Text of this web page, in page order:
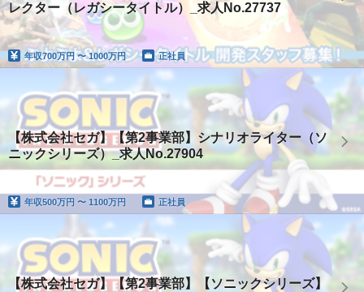
レクター（レガシータイトル）_求人No.27737
年収700万円 〜 1000万円 正社員
【株式会社セガ】【第2事業部】シナリオライター（ソ
ニックシリーズ）_求人No.27904
年収500万円 〜 1100万円 正社員
【株式会社セガ】【第2事業部】【ソニックシリーズ】